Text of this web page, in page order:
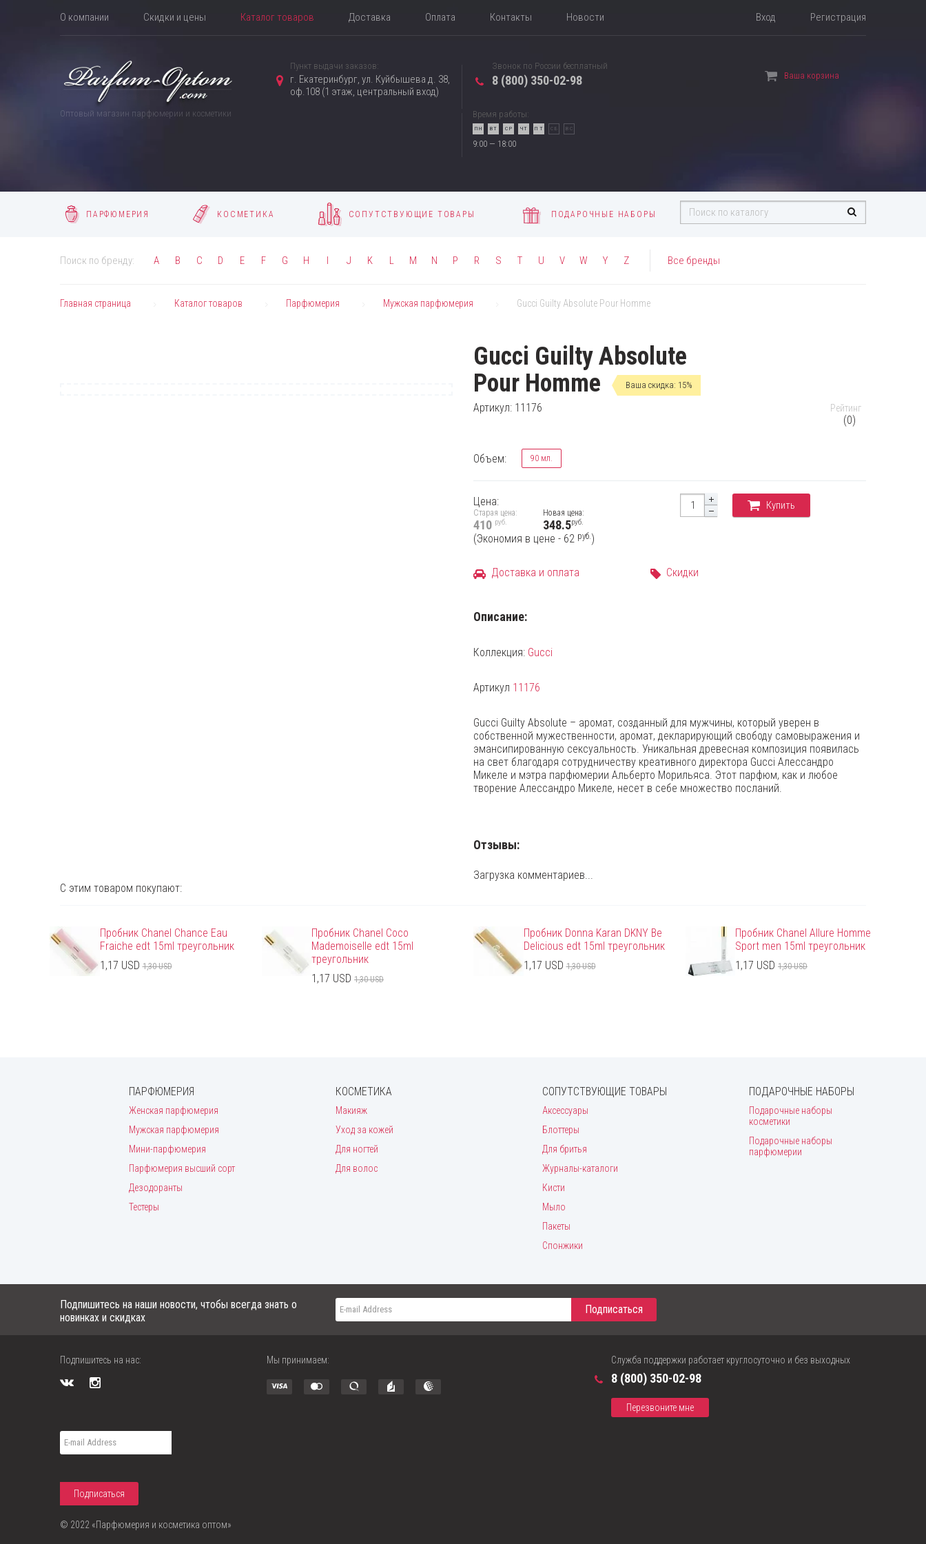
О компании Скидки и цены Каталог товаров Доставка Оплата Контакты Новости Вход Регистрация
Оптовый магазин парфюмерии и косметики
Пункт выдачи заказов:
г. Екатеринбург, ул. Куйбышева д. 38,
оф.108 (1 этаж, центральный вход)
Звонок по России бесплатный
8 (800) 350-02-98
Время работы:
ПН ВТ СР ЧТ ПТ
9:00 — 18:00
СБ ВС
Ваша корзина
ПАРФЮМЕРИЯ КОСМЕТИКА СОПУТСТВУЮЩИЕ ТОВАРЫ ПОДАРОЧНЫЕ НАБОРЫ
Поиск по бренду: A B C D E F G H I J K L M N P R S T U V W Y Z Все бренды
Главная страница Каталог товаров Парфюмерия Мужская парфюмерия Gucci Guilty Absolute Pour Homme
Gucci Guilty Absolute
Pour Homme
Ваша скидка: 15%
Артикул: 11176 Рейтинг
(0)
Объем: 90 мл.
Цена:
Старая цена:
410 руб.
Новая цена:
348.5руб.
(Экономия в цене - 62 руб. )
Купить
Доставка и оплата Скидки
Описание:
Коллекция: Gucci
Артикул 11176
Gucci Guilty Absolute – аромат, созданный для мужчины, который уверен в
собственной мужественности, аромат, декларирующий свободу самовыражения и
эмансипированную сексуальность. Уникальная древесная композиция появилась
на свет благодаря сотрудничеству креативного директора Gucci Алессандро
Микеле и мэтра парфюмерии Альберто Морильяса. Этот парфюм, как и любое
творение Алессандро Микеле, несет в себе множество посланий.
Отзывы:
Загрузка комментариев...
С этим товаром покупают:
Пробник Chanel Chance Eau
Fraiche edt 15ml треугольник
1,17 USD1,30 USD
Пробник Chanel Coco
Mademoiselle edt 15ml
треугольник
1,17 USD 1,30 USD
Пробник Donna Karan DKNY Be
Delicious edt 15ml треугольник
1,17 USD1,30 USD
Пробник Chanel Allure Homme
Sport men 15ml треугольник
1,17 USD 1,30 USD
ПАРФЮМЕРИЯ
Женская парфюмерия
Мужская парфюмерия
Мини-парфюмерия
Парфюмерия высший сорт
Дезодоранты
Тестеры
КОСМЕТИКА
Макияж
Уход за кожей
Для ногтей
Для волос
СОПУТСТВУЮЩИЕ ТОВАРЫ
Аксессуары
Блоттеры
Для бритья
Журналы-каталоги
Кисти
Мыло
Пакеты
Спонжики
ПОДАРОЧНЫЕ НАБОРЫ
Подарочные наборы
косметики
Подарочные наборы
парфюмерии
Подпишитесь на наши новости, чтобы всегда знать о
новинках и скидках
Подпишитесь на нас: Мы принимаем: Служба поддержки работает круглосуточно и без выходных
8 (800) 350-02-98
Перезвоните мне
© 2022 «Парфюмерия и косметика оптом»